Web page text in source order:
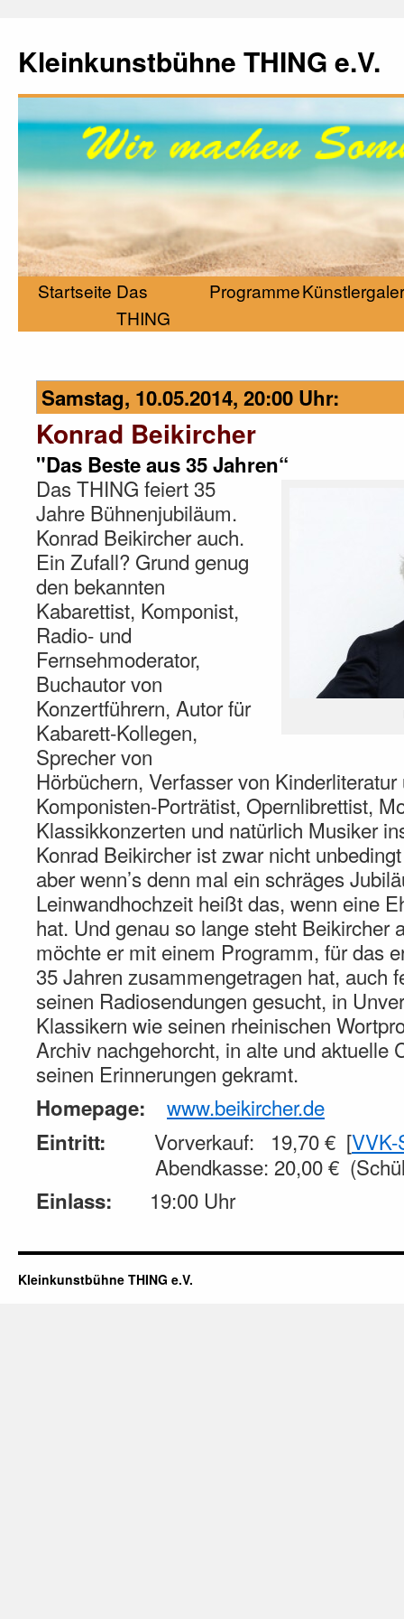
Kleinkunstbühne THING e.V.
Startseite Das
THING
Programme
Samstag, 10.05.2014, 20:00 Uhr:
Konrad Beikircher
"Das Beste aus 35 Jahren“
Das THING feiert 35
Jahre Bühnenjubiläum.
Konrad Beikircher auch.
Ein Zufall? Grund genug
den bekannten
Kabarettist, Komponist,
Radio- und
Fernsehmoderator,
Buchautor von
Konzertführern, Autor für
Kabarett-Kollegen,
Sprecher von
Hörbüchern, Verfasser von
Komponisten-Porträtist, Opernlibrettist,
Klassikkonzerten und natürlich Musiker
Konrad Beikircher ist zwar nicht
aber wenn’s denn mal ein schräges
Leinwandhochzeit heißt das, wenn eine
hat. Und genau so lange steht Beikircher
möchte er mit einem Programm, für das
35 Jahren zusammengetragen hat, auch
seinen Radiosendungen gesucht, in
Klassikern wie seinen rheinischen
Archiv nachgehorcht, in alte und aktuelle
seinen Erinnerungen gekramt.
Homepage:
www.beikircher.de
Eintritt: Vorverkauf: 19,70 € [VVK-
Abendkasse: 20,00 €
Einlass: 19:00 Uhr
Kleinkunstbühne THING e.V.